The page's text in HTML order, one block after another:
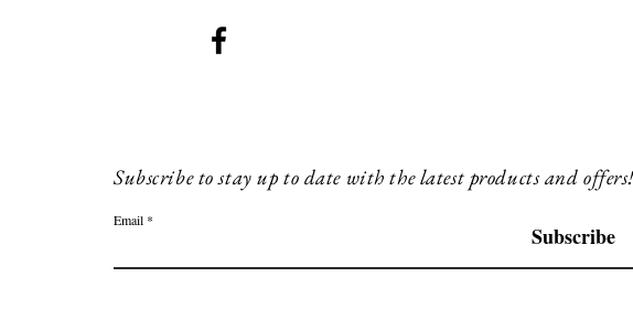
Subscribe to stay up to date with the latest products and
Email
Subscribe